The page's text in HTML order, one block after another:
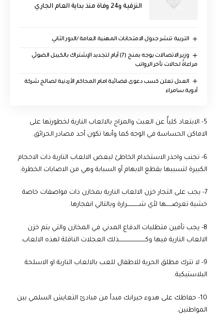
النزفية و24 وفاة منذ بداية العام الجاري
التربية تنشر جدول الامتحانات المهنية العامة /الدور الثاني
وزير الاتصالات يوجه بمنح (7) أيام لتجديد الإشتراك بالكيبل الضوئي
مراعاةً لحالات تأخر الرواتب
العدل تعلن كسب دعوى قضائية امام المحاكم الأردنية لصالح شركة
أدوية سامراء
5- الابتعاد كلياًً عن العبث والمزاح بالالعاب النارية لخطورتها على
الاماكن الحساسة في الوجه كما وأنها تكون أحد مصادر الحرائق.
6- تجنب واحذر الاستخدام الخاطئ لبعض الالعاب النارية ذات الاحجام
الكبيرة لتسببها بقطع الابهام أو السبابة وهي من الاصابات الخطرة.
7- يجب على التجار خزن الالعاب النارية بمخازن ذات مواصفات خاصة
خشية تعرضــــــها لأي شــــــــــــرارة وبالتالي انفجارها.
8- يجب تأمين متطلبات الدفاع المدني في المخازن والتي يتم خزن
الالعاب النارية فيها وكـــــــــــــــــــــــــــذلك العجلات الناقلة لهذه الالعاب.
9- لا تترك مطلق الحرية للاطفال للعب بالالعاب النارية او الاسلحة
البلاستيكية.
10- حفاظك على هدوء جيرانك مبدأ من مبادئ التعايش السلمي بين
المواطنين.